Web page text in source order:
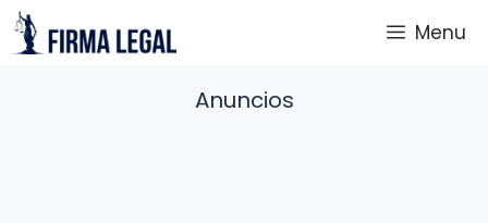
Saltar
al
Menu
Anuncios